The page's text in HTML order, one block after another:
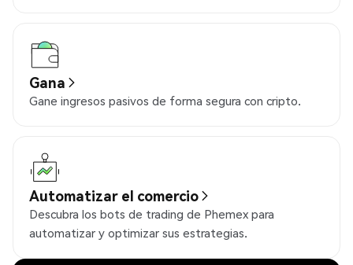
Gana
Gane ingresos pasivos de forma segura con cripto.
Automatizar el comercio
Descubra los bots de trading de Phemex para
automatizar y optimizar sus estrategias.